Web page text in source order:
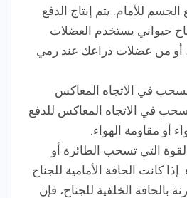
الجسم للأمام. يتم إنتاج الدفع
حيواني يستخدم العضلات
أو من عضلات ذراعك عند رمي
في الاتجاه المعاكس
في الاتجاه المعاكس للدفع
أو مقاومة الهواء.
التي تسحب الطائرة أو
إذا كانت الحافة الأمامية للجناح
بالحافة الخلفية للجناح، فإن